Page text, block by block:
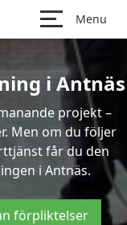
Menu
i Antnäs
projekt –
Men om du följer
får du den
i Antnäs.
förpliktelser